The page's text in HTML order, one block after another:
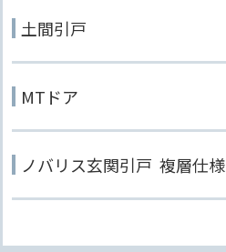
土間引戸
MTドア
ノバリス玄関引戸 複層仕様